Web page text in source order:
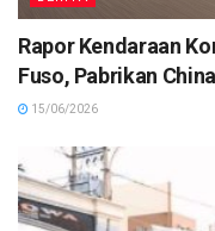
Rapor Kendaraan
Fuso, Pabrikan
15/06/2026